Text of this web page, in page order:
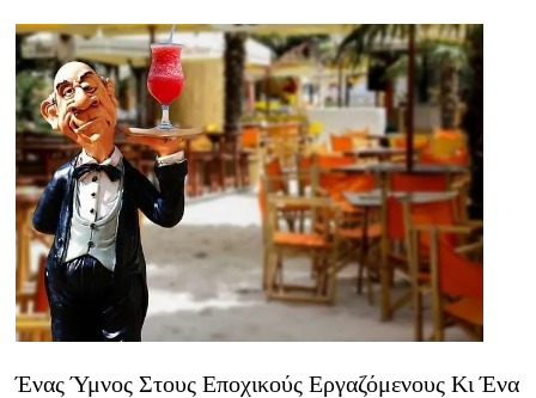
Ένας Ύμνος Στους Εποχικούς Εργαζόμενους Κι Ένα